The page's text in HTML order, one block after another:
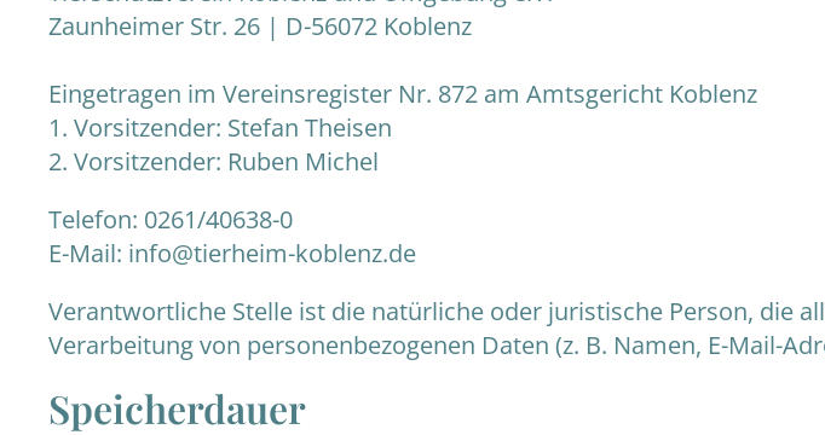
Zaunheimer Str. 26 | D-56072 Koblenz
Eingetragen im Vereinsregister Nr. 872 am Amtsgericht Koblenz
1. Vorsitzender: Stefan Theisen
2. Vorsitzender: Ruben Michel
Telefon: 0261/40638-0
E-Mail: info@tierheim-koblenz.de
Verantwortliche Stelle ist die natürliche oder juristische Person, die
Verarbeitung von personenbezogenen Daten (z. B. Namen, E-Mail-
Speicherdauer